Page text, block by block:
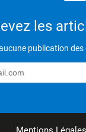
les
publication